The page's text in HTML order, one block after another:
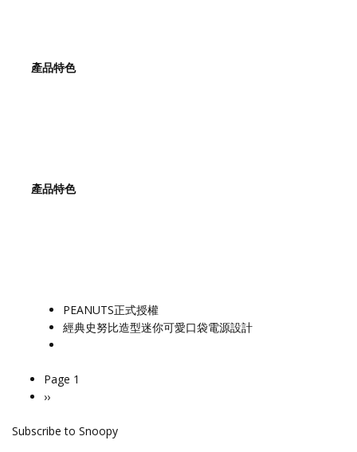
產品特色
產品特色
PEANUTS正式授權
經典史努比造型迷你可愛口袋電源設計
Pagination
Page 1
Next
››
Subscribe to Snoopy